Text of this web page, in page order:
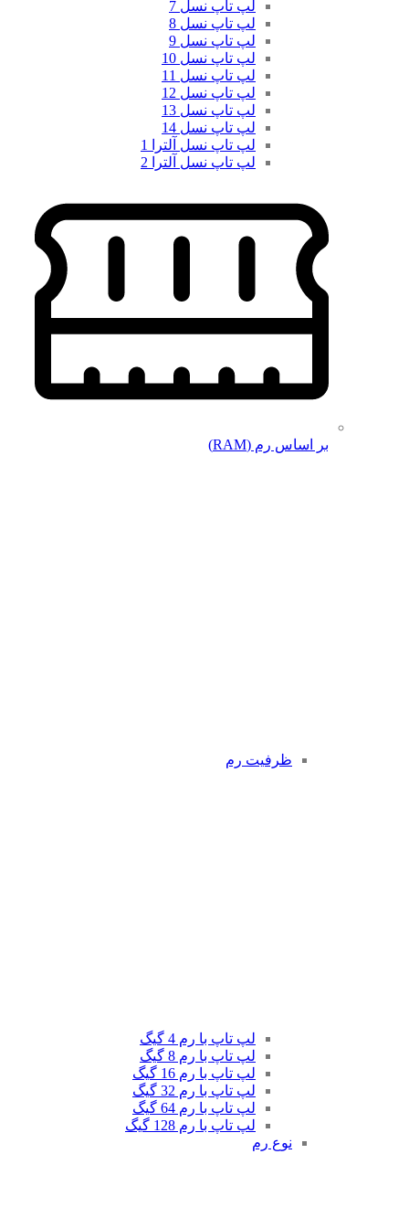
لپ تاپ نسل 7
لپ تاپ نسل 8
لپ تاپ نسل 9
لپ تاپ نسل 10
لپ تاپ نسل 11
لپ تاپ نسل 12
لپ تاپ نسل 13
لپ تاپ نسل 14
لپ تاپ نسل آلترا 1
لپ تاپ نسل آلترا 2
بر اساس رم (RAM)
ظرفیت رم
لپ تاپ با رم 4 گیگ
لپ تاپ با رم 8 گیگ
لپ تاپ با رم 16 گیگ
لپ تاپ با رم 32 گیگ
لپ تاپ با رم 64 گیگ
لپ تاپ با رم 128 گیگ
نوع رم